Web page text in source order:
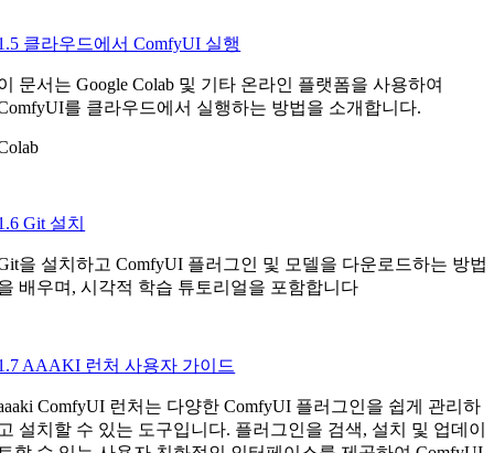
클라우드에서 ComfyUI 실행
문서는 Google Colab 및 기타 온라인 플랫폼을 사용하여
를 클라우드에서 실행하는 방법을 소개합니다.
Git 설치
을 설치하고 ComfyUI 플러그인 및 모델을 다운로드하는 방법
배우며, 시각적 학습 튜토리얼을 포함합니다
AAAKI 런처 사용자 가이드
ComfyUI 런처는 다양한 ComfyUI 플러그인을 쉽게 관리하
설치할 수 있는 도구입니다. 플러그인을 검색, 설치 및 업데이